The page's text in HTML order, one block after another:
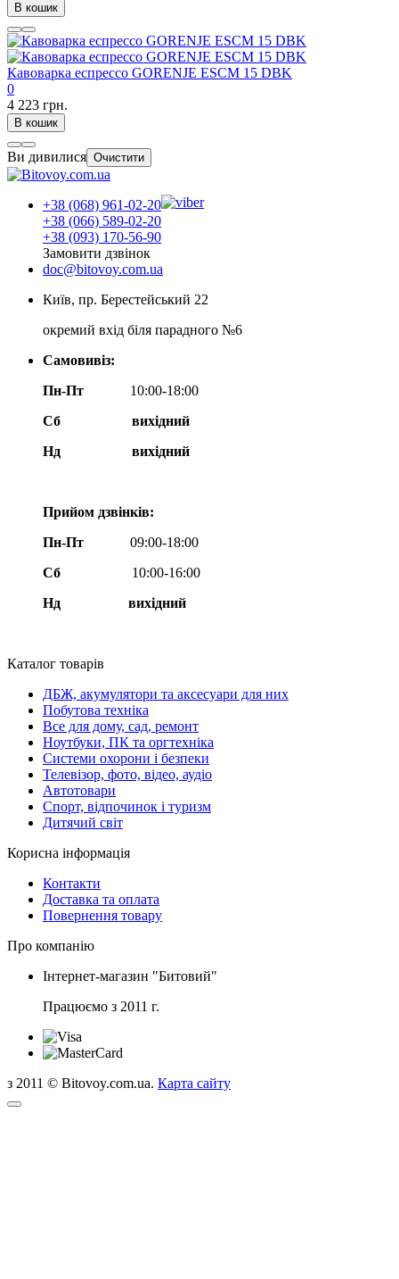
В кошик
Кавоварка еспрессо GORENJE ESCM 15 DBK
0
4 223 грн.
В кошик
Ви дивилися Очистити
+38 (068) 961-02-20
+38 (066) 589-02-20
+38 (093) 170-56-90
Замовити дзвінок
doc@bitovoy.com.ua
Київ, пр. Берестейський 22
окремий вхід біля парадного №6
Самовивіз:
Пн-Пт
10:00-18:00
Сб
вихідний
Нд
вихідний
Прийом дзвінків:
Пн-Пт
09:00-18:00
Сб
10:00-16:00
Нд вихідний
Каталог товарів
ДБЖ, акумулятори та аксесуари для них
Побутова техніка
Все для дому, сад, ремонт
Ноутбуки, ПК та оргтехніка
Системи охорони і безпеки
Телевізор, фото, відео, аудіо
Автотовари
Спорт, відпочинок і туризм
Дитячий світ
Корисна інформація
Контакти
Доставка та оплата
Повернення товару
Про компанію
Інтернет-магазин "Битовий"
Працюємо з 2011 г.
з 2011 © Bitovoy.com.ua. Карта сайту